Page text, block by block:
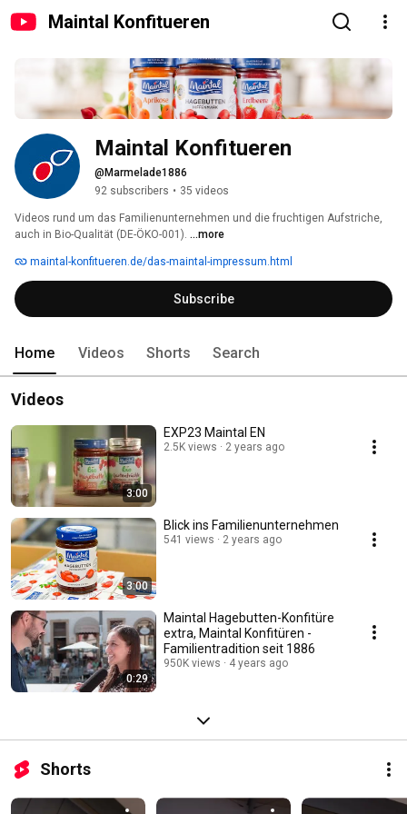
Maintal Konfitueren
Maintal Konfitueren
@Marmelade1886
92 subscribers • 35 videos
Videos rund um das Familienunternehmen und die fruchtigen Aufstriche,
auch in Bio-Qualität (DE-ÖKO-001). ...more
maintal-konfitueren.de/das-maintal-impressum.html
Subscribe
Home Videos Shorts Search
Videos
3:00
EXP23 Maintal EN
2.5K views 2 years ago
3:00
Blick ins Familienunternehmen
541 views 2 years ago
0:29
Maintal Hagebutten-Konfitüre
extra, Maintal Konfitüren -
Familientradition seit 1886
950K views 4 years ago
Shorts